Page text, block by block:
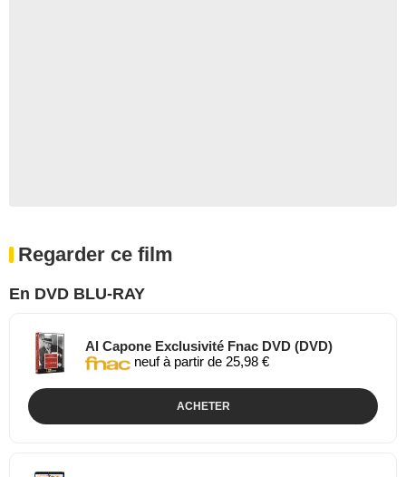
Regarder ce film
En DVD BLU-RAY
Al Capone Exclusivité Fnac DVD (DVD)
neuf à partir de 25,98 €
ACHETER